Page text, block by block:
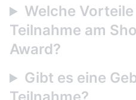
Welche
Teilnahme am
Award?
Gibt es eine